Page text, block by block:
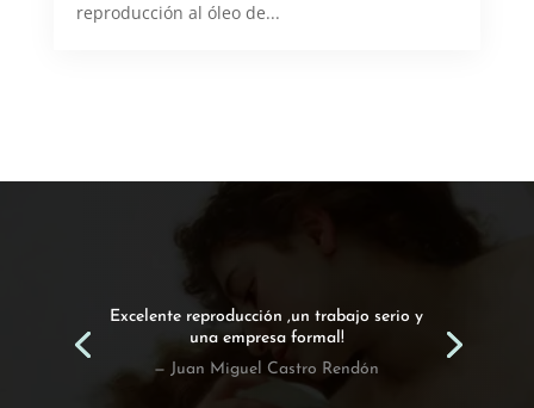
reproducción al óleo de...
Excelente reproducción ,un trabajo serio y
una empresa formal!
— Juan Miguel Castro Rendón